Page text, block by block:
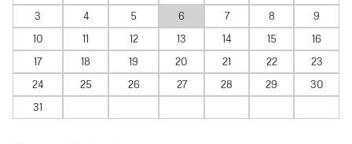
3
4 5 6 7 8
9
10
11 12 13 14 15
16
17
18 19 20 21 22
23
24
25 26 27 28 29
30
31